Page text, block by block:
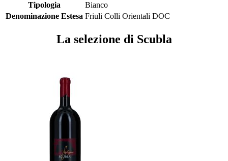
Tipologia
Bianco
Denominazione Estesa Friuli Colli Orientali DOC
La selezione di Scubla